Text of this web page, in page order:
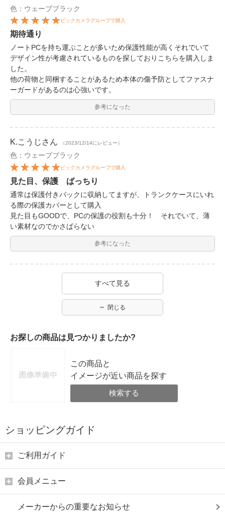
色：ウェーブブラック
ビックカメラグループで購入
期待通り
ノートPCを持ち運ぶことが多いため保護性能が高くそれでいて
デザイン性が考慮されているものを探しておりこちらを購入しま
した。
他の荷物と同梱することがあるため本体の傷予防としてファスナ
ーガードがあるのは心強いです。
参考になった
K.こうじ さん （2023/12/14にレビュー）
色：ウェーブブラック
ビックカメラグループで購入
見た目、保護 ばっちり
通常は保護付きバックに収納してますが、トランクケースにいれ
る際の保護カバーとして購入
見た目もGOODで、PCの保護の役割も十分！ それでいて、薄
い素材なのでかさばらない
参考になった
すべて見る
閉じる
お探しの商品は見つかりましたか?
この商品と
イメージが近い商品を探す
検索する
ショッピングガイド
ご利用ガイド
会員メニュー
メーカーからの重要なお知らせ